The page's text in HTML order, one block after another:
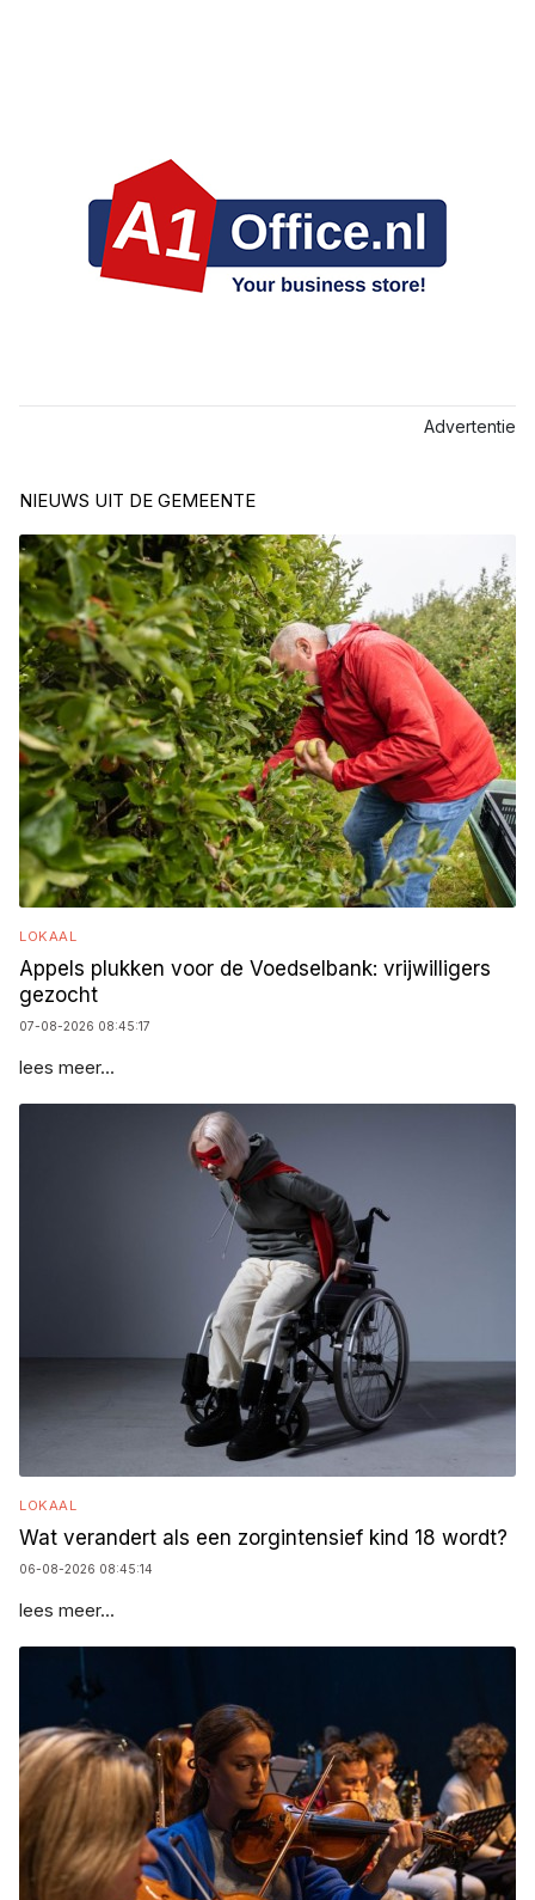
Advertentie
NIEUWS UIT DE GEMEENTE
LOKAAL
Appels plukken voor de Voedselbank: vrijwilligers
gezocht
07-08-2026 08:45:17
lees meer...
LOKAAL
Wat verandert als een zorgintensief kind 18 wordt?
06-08-2026 08:45:14
lees meer...